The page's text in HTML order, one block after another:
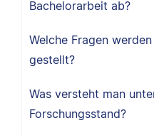
Bachelorarbeit ab?
Welche Fragen
gestellt?
Was versteht man
Forschungsstand?